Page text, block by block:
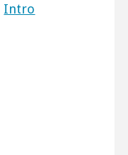
Intro